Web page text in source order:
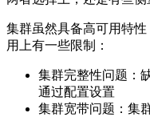
集群虽然具备高可用特
用上有一些限制：
集群完整性问题：
通过配置设置
集群宽带问题：集